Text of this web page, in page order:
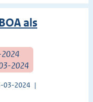
als
2024
2024
03-2024